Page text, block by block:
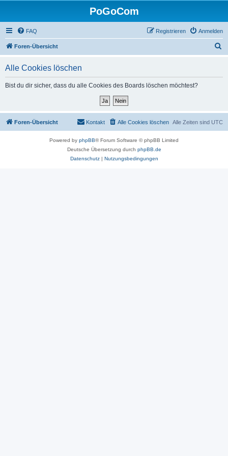
PoGoCom
FAQ Anmelden
Registrieren
Foren-Übersicht
Alle Cookies löschen
Bist du dir sicher, dass du alle Cookies des Boards löschen möchtest?
Foren-Übersicht Alle Zeiten sind UTC
Alle Cookies löschen
Kontakt
Powered by phpBB® Forum Software © phpBB Limited
Deutsche Übersetzung durch phpBB.de
Datenschutz| Nutzungsbedingungen